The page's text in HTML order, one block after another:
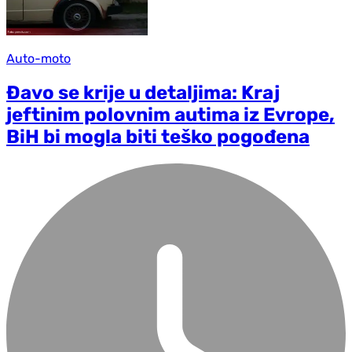
Auto-moto
Đavo se krije u detaljima: Kraj
jeftinim polovnim autima iz Evrope,
BiH bi mogla biti teško pogođena